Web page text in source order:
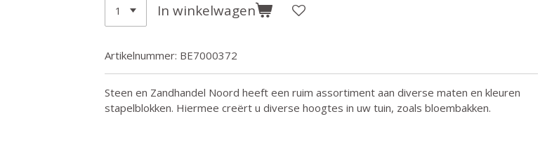
In winkelwagen
Artikelnummer: BE7000372
Steen en Zandhandel Noord heeft een ruim assortiment aan diverse maten en kleuren
stapelblokken. Hiermee creërt u diverse hoogtes in uw tuin, zoals bloembakken.